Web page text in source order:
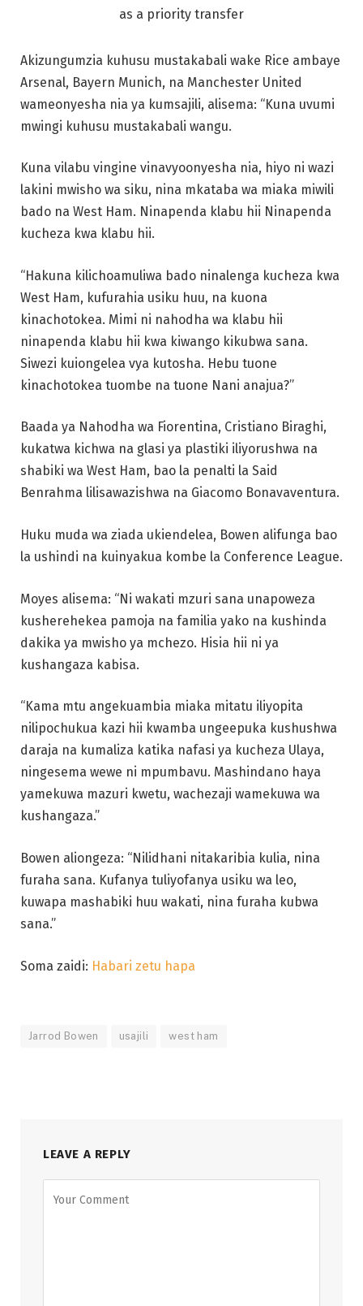
Akizungumzia kuhusu mustakabali wake Rice ambaye
Arsenal, Bayern Munich, na Manchester United
wameonyesha nia ya kumsajili, alisema: “Kuna uvumi
mwingi kuhusu mustakabali wangu.
Kuna vilabu vingine vinavyoonyesha nia, hiyo ni wazi
lakini mwisho wa siku, nina mkataba wa miaka miwili
bado na West Ham. Ninapenda klabu hii Ninapenda
kucheza kwa klabu hii.
“Hakuna kilichoamuliwa bado ninalenga kucheza kwa
West Ham, kufurahia usiku huu, na kuona
kinachotokea. Mimi ni nahodha wa klabu hii
ninapenda klabu hii kwa kiwango kikubwa sana.
Siwezi kuiongelea vya kutosha. Hebu tuone
kinachotokea tuombe na tuone Nani anajua?”
Baada ya Nahodha wa Fiorentina, Cristiano Biraghi,
kukatwa kichwa na glasi ya plastiki iliyorushwa na
shabiki wa West Ham, bao la penalti la Said
Benrahma lilisawazishwa na Giacomo Bonavaventura.
Huku muda wa ziada ukiendelea, Bowen alifunga bao
la ushindi na kuinyakua kombe la Conference League.
Moyes alisema: “Ni wakati mzuri sana unapoweza
kusherehekea pamoja na familia yako na kushinda
dakika ya mwisho ya mchezo. Hisia hii ni ya
kushangaza kabisa.
“Kama mtu angekuambia miaka mitatu iliyopita
nilipochukua kazi hii kwamba ungeepuka kushushwa
daraja na kumaliza katika nafasi ya kucheza Ulaya,
ningesema wewe ni mpumbavu. Mashindano haya
yamekuwa mazuri kwetu, wachezaji wamekuwa wa
kushangaza.”
Bowen aliongeza: “Nilidhani nitakaribia kulia, nina
furaha sana. Kufanya tuliyofanya usiku wa leo,
kuwapa mashabiki huu wakati, nina furaha kubwa
sana.”
Soma zaidi: Habari zetu hapa
Jarrod Bowen usajili west ham
LEAVE A REPLY